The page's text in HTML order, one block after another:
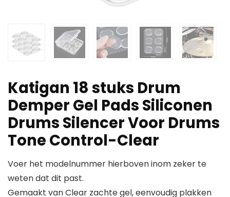
Katigan 18 stuks Drum
Demper Gel Pads Siliconen
Drums Silencer Voor Drums
Tone Control-Clear
Voer het modelnummer hierboven inom zeker te
weten dat dit past.
Gemaakt van Clear zachte gel, eenvoudig plakken